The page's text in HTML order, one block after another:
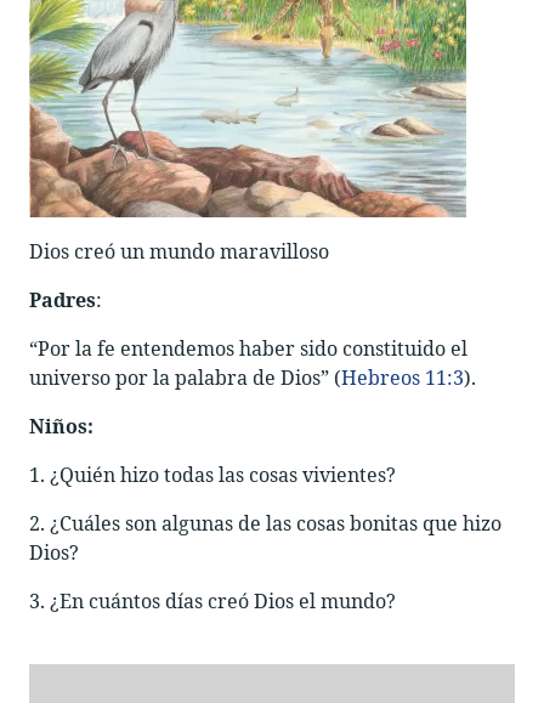
Dios creó un mundo maravilloso
Padres:
“Por la fe entendemos haber sido constituido el
universo por la palabra de Dios” (Hebreos 11:3).
Niños:
1. ¿Quién hizo todas las cosas vivientes?
2. ¿Cuáles son algunas de las cosas bonitas que hizo
Dios?
3. ¿En cuántos días creó Dios el mundo?